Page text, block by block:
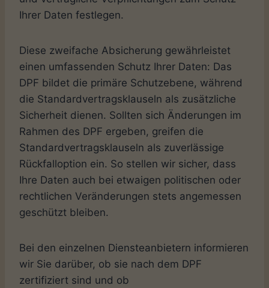
Ihrer Daten festlegen.
Diese zweifache Absicherung gewährleistet
einen umfassenden Schutz Ihrer Daten: Das
DPF bildet die primäre Schutzebene, während
die Standardvertragsklauseln als zusätzliche
Sicherheit dienen. Sollten sich Änderungen im
Rahmen des DPF ergeben, greifen die
Standardvertragsklauseln als zuverlässige
Rückfalloption ein. So stellen wir sicher, dass
Ihre Daten auch bei etwaigen politischen oder
rechtlichen Veränderungen stets angemessen
geschützt bleiben.
Bei den einzelnen Diensteanbietern informieren
wir Sie darüber, ob sie nach dem DPF
zertifiziert sind und ob